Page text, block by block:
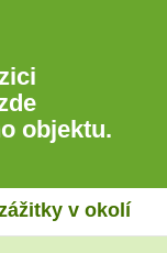
objektu.
v okolí